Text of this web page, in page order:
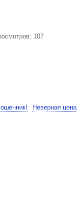
107
Неверная цена